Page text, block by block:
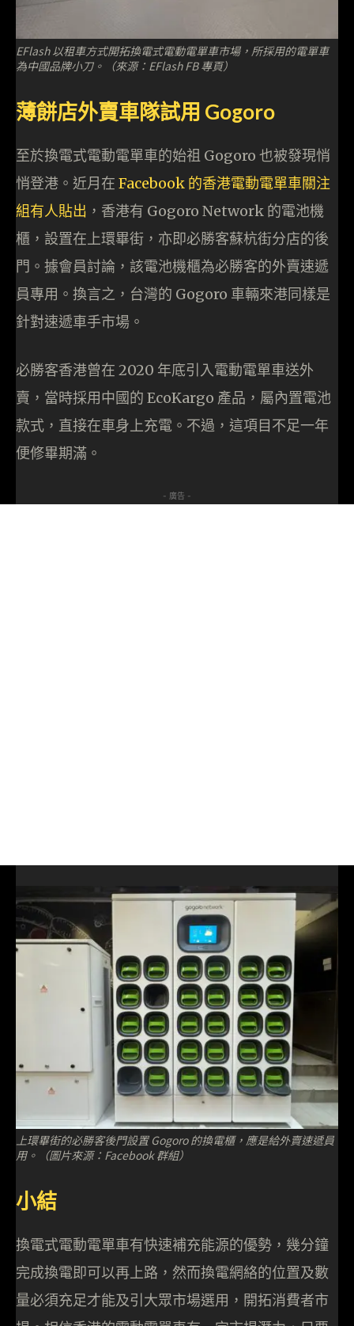
EFlash 以租車方式開拓換電式電動電單車市場，所採用的電單車
為中國品牌小刀。（來源：EFlash FB 專頁）
薄餅店外賣車隊試用 Gogoro
至於換電式電動電單車的始祖 Gogoro 也被發現悄
悄登港。近月在 Facebook 的香港電動電單車關注
組有人貼出 ，香港有 Gogoro Network 的電池機
櫃，設置在上環畢街，亦即必勝客蘇杭街分店的後
門。據會員討論，該電池機櫃為必勝客的外賣速遞
員專用。換言之，台灣的 Gogoro 車輛來港同樣是
針對速遞車手市場。
必勝客香港曾在 2020 年底引入電動電單車送外
賣，當時採用中國的 EcoKargo 產品，屬內置電池
款式，直接在車身上充電。不過，這項目不足一年
便修畢期滿。
- 廣告 -
上環畢街的必勝客後門設置 Gogoro 的換電櫃，應是給外賣速遞員
用。（圖片來源：Facebook 群組）
小結
換電式電動電單車有快速補充能源的優勢，幾分鐘
完成換電即可以再上路，然而換電網絡的位置及數
量必須充足才能及引大眾市場選用，開拓消費者市